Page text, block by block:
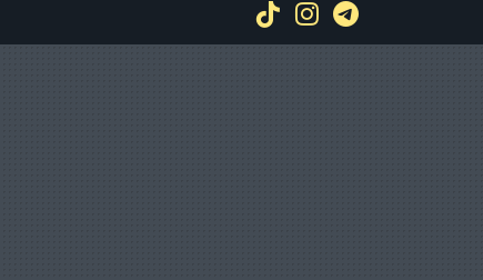
TiktokInstagram